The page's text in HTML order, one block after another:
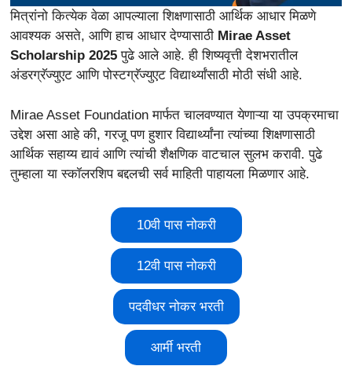
मित्रांनो कित्येक वेळा आपल्याला शिक्षणासाठी आर्थिक आधार मिळणे
आवश्यक असते, आणि हाच आधार देण्यासाठी Mirae Asset
Scholarship 2025 पुढे आले आहे. ही शिष्यवृत्ती देशभरातील
अंडरग्रॅज्युएट आणि पोस्टग्रॅज्युएट विद्यार्थ्यांसाठी मोठी संधी आहे.
Mirae Asset Foundation मार्फत चालवण्यात येणाऱ्या या उपक्रमाचा
उद्देश असा आहे की, गरजू पण हुशार विद्यार्थ्यांना त्यांच्या शिक्षणासाठी
आर्थिक सहाय्य द्यावं आणि त्यांची शैक्षणिक वाटचाल सुलभ करावी. पुढे
तुम्हाला या स्कॉलरशिप बद्दलची सर्व माहिती पाहायला मिळणार आहे.
10वी पास नोकरी
12वी पास नोकरी
पदवीधर नोकर भरती
आर्मी भरती